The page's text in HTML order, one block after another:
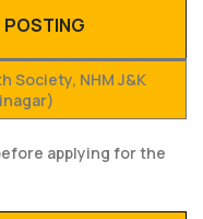
POSTING
Society, NHM J&K
applying for the